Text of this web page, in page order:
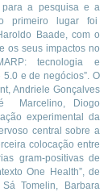
para a pesquisa e a
primeiro lugar foi
Baade, com o
os seus impactos no
tecnologia e
e de negócios”. O
Andriele Gonçalves
Marcelino, Diogo
experimental da
central sobre a
colocação entre
gram-positivas de
One Health”, de
Tomelin, Barbara